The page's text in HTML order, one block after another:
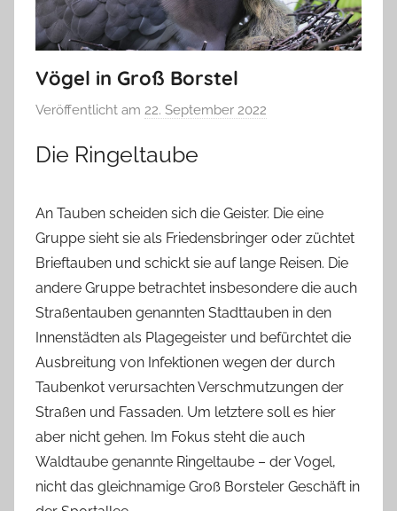
Vögel in Groß Borstel
Veröffentlicht am 22. September 2022
e
a
B
i
e
n
a
s
c
h
Die Ringeltaube
An Tauben scheiden sich die Geister. Die eine
Gruppe sieht sie als Friedensbringer oder züchtet
Brieftauben und schickt sie auf lange Reisen. Die
andere Gruppe betrachtet insbesondere die auch
Straßentauben genannten Stadttauben in den
Innenstädten als Plagegeister und befürchtet die
Ausbreitung von Infektionen wegen der durch
Taubenkot verursachten Verschmutzungen der
Straßen und Fassaden. Um letztere soll es hier
aber nicht gehen. Im Fokus steht die auch
Waldtaube genannte Ringeltaube – der Vogel,
nicht das gleichnamige Groß Borsteler Geschäft in